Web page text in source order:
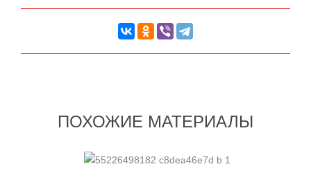
ПОХОЖИЕ МАТЕРИАЛЫ